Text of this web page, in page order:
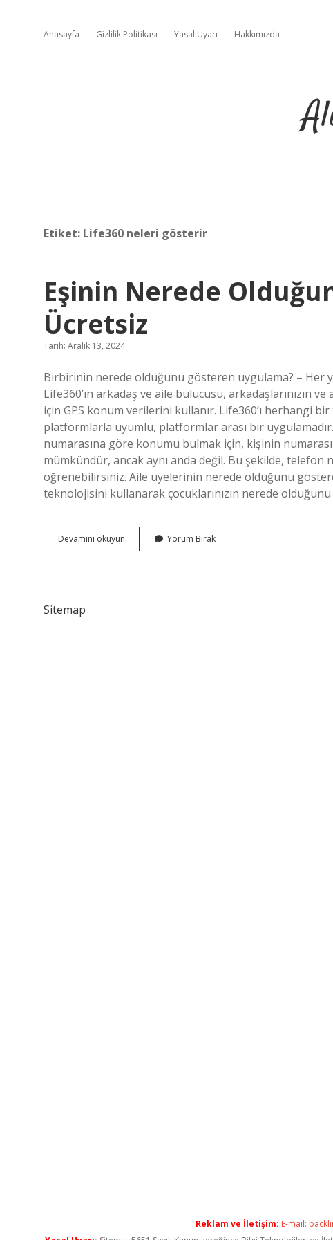
Anasayfa Gizlilik Politikası Yasal Uyarı Hakkımızda
Etiket: Life360 neleri gösterir
Eşinin Nerede
Ücretsiz
Tarih: Aralık 13, 2024
Birbirinin nerede olduğunu gösteren uygulama? – Her
Life360’ın arkadaş ve aile bulucusu, arkadaşlarınızın
için GPS konum verilerini kullanır. Life360’ı herhangi
platformlarla uyumlu, platformlar arası bir
numarasına göre konumu bulmak için, kişinin
mümkündür, ancak aynı anda değil. Bu şekilde,
öğrenebilirsiniz. Aile üyelerinin nerede olduğunu
teknolojisini kullanarak çocuklarınızın nerede
Devamını okuyun
Nerede
Yorum Bırak
Sitemap
Reklam ve İletişim: E-mail: